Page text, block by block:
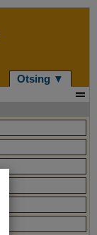
Otsing ▼